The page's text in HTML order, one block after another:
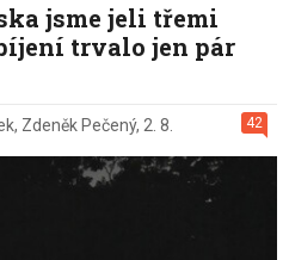
jsme jeli třemi
trvalo jen pár
42
, Zdeněk Pečený, 2. 8.